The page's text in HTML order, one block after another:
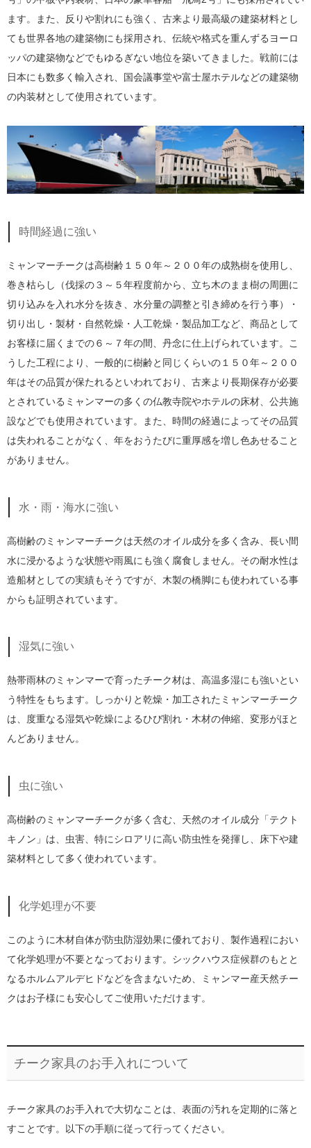
ます。また、反りや割れにも強く、古来より最高級の建築材料とし
ても世界各地の建築物にも採用され、伝統や格式を重んずるヨーロ
ッパの建築物などでもゆるぎない地位を築いてきました。戦前には
日本にも数多く輸入され、国会議事堂や富士屋ホテルなどの建築物
の内装材として使用されています。
時間経過に強い
ミャンマーチークは高樹齢１５０年～２００年の成熟樹を使用し、
巻き枯らし（伐採の３～５年程度前から、立ち木のまま樹の周囲に
切り込みを入れ水分を抜き、水分量の調整と引き締めを行う事）・
切り出し・製材・自然乾燥・人工乾燥・製品加工など、商品として
お客様に届くまでの６～７年の間、丹念に仕上げられています。こ
うした工程により、一般的に樹齢と同じくらいの１５０年～２００
年はその品質が保たれるといわれており、古来より長期保存が必要
とされているミャンマーの多くの仏教寺院やホテルの床材、公共施
設などでも使用されています。また、時間の経過によってその品質
は失われることがなく、年をおうたびに重厚感を増し色あせること
がありません。
水・雨・海水に強い
高樹齢のミャンマーチークは天然のオイル成分を多く含み、長い間
水に浸かるような状態や雨風にも強く腐食しません。その耐水性は
造船材としての実績もそうですが、木製の橋脚にも使われている事
からも証明されています。
湿気に強い
熱帯雨林のミャンマーで育ったチーク材は、高温多湿にも強いとい
う特性をもちます。しっかりと乾燥・加工されたミャンマーチーク
は、度重なる湿気や乾燥によるひび割れ・木材の伸縮、変形がほと
んどありません。
虫に強い
高樹齢のミャンマーチークが多く含む、天然のオイル成分「テクト
キノン」は、虫害、特にシロアリに高い防虫性を発揮し、床下や建
築材料として多く使われています。
化学処理が不要
このように木材自体が防虫防湿効果に優れており、製作過程におい
て化学処理が不要となっております。シックハウス症候群のもとと
なるホルムアルデヒドなどを含まないため、ミャンマー産天然チー
クはお子様にも安心してご使用いただけます。
チーク家具のお手入れについて
チーク家具のお手入れで大切なことは、表面の汚れを定期的に落と
すことです。以下の手順に従って行ってください。